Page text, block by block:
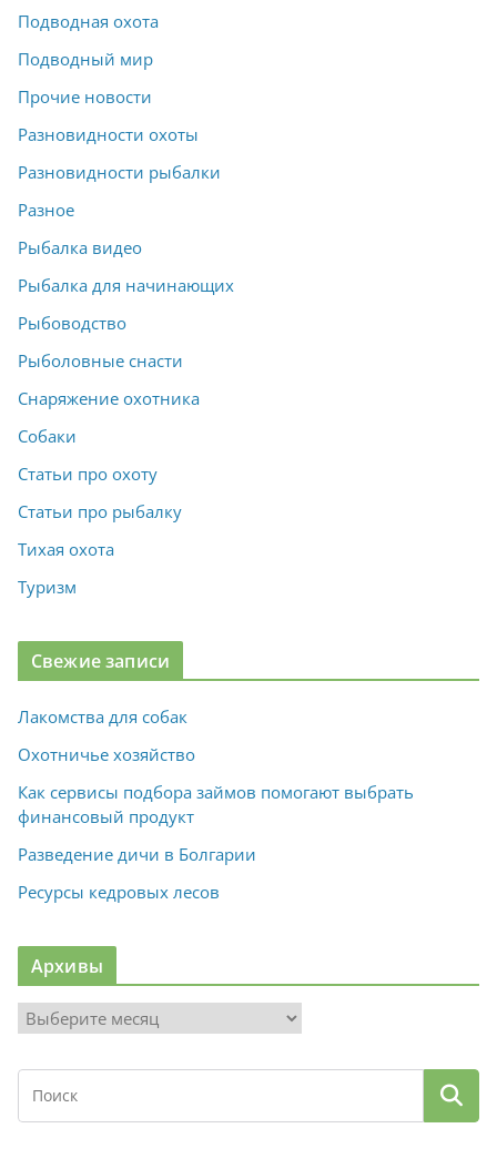
Подводная охота
Подводный мир
Прочие новости
Разновидности охоты
Разновидности рыбалки
Разное
Рыбалка видео
Рыбалка для начинающих
Рыбоводство
Рыболовные снасти
Снаряжение охотника
Собаки
Статьи про охоту
Статьи про рыбалку
Тихая охота
Туризм
Свежие записи
Лакомства для собак
Охотничье хозяйство
Как сервисы подбора займов помогают выбрать
финансовый продукт
Разведение дичи в Болгарии
Ресурсы кедровых лесов
Архивы
р
х
в